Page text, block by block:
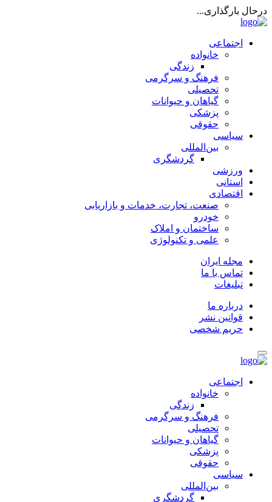
درحال بارگذاری...
اجتماعی
خانواده
زندگی
فرهنگ و سرگرمی
تحصیلی
گیاهان و حیوانات
پزشکی
حقوقی
سیاسی
بین‌المللی
گردشگری
ورزشی
استانی
اقتصادی
صنعت، تجارت، خدمات و بازاریابی
خودرو
ساختمان و املاک
علمی و تکنولوژی
مجله ایران
تماس با ما
تبلیغات
درباره ما
قوانین نشر
حریم شخصی
اجتماعی
خانواده
زندگی
فرهنگ و سرگرمی
تحصیلی
گیاهان و حیوانات
پزشکی
حقوقی
سیاسی
بین‌المللی
گردشگری